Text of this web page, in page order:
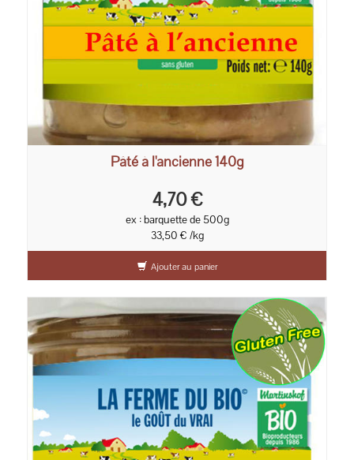
Pâté à l'ancienne 140g
4,70 €
ex : barquette de 500g
33,50 € /kg
Ajouter au panier